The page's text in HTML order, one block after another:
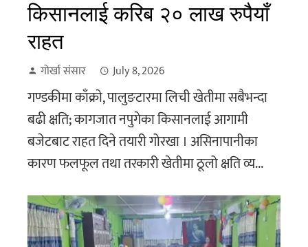
किसानलाई करिब २० लाख रुपैयाँ
राहत
गोर्खा संसार July 8, 2026
गण्डकीमा काँक्राे, पालुङटारमा लिची खेतीमा सबैभन्दा
बढी क्षति; कागजात नपुगेका किसानलाई आगामी
बजेटबाट राहत दिने तयारी गोरखा । असिनापानीका
कारण फलफूल तथा तरकारी खेतीमा ठूलो क्षति व्य...